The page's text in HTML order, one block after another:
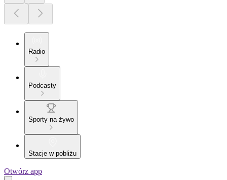
Radio
Podcasty
Sporty na żywo
Stacje w pobliżu
Otwórz app